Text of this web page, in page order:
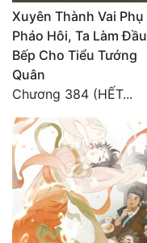
Mỹ Thực
Ngôn Tình
Ngược
Nữ Cường
Nữ Phụ
Phong Thủy - Tâm Linh
Phương Tây
Xuyên Thành Vai Phụ
Pháo Hôi, Ta Làm Đầu
Bếp Cho Tiểu Tướng
Quân
Chương 384 (HẾT...